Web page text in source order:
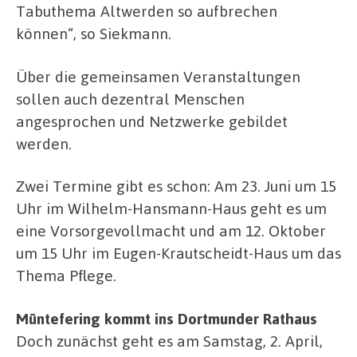
Tabuthema Altwerden so aufbrechen
können“, so Siekmann.
Über die gemeinsamen Veranstaltungen
sollen auch dezentral Menschen
angesprochen und Netzwerke gebildet
werden.
Zwei Termine gibt es schon: Am 23. Juni um 15
Uhr im Wilhelm-Hansmann-Haus geht es um
eine Vorsorgevollmacht und am 12. Oktober
um 15 Uhr im Eugen-Krautscheidt-Haus um das
Thema Pflege.
Müntefering kommt ins Dortmunder Rathaus
Doch zunächst geht es am Samstag, 2. April,